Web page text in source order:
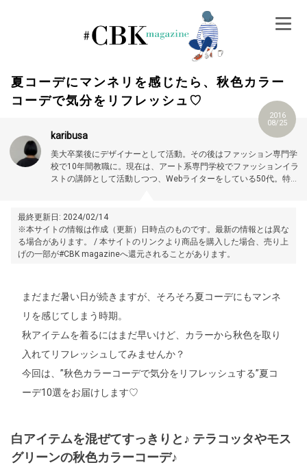
夏コーデにマンネリを感じたら、秋色カラー
コーデで気分をリフレッシュ♡
2016
08/25
karibusa
美大卒業後にデザイナーとして活動。その後はファッション専門学
校で10年間教職に。現在は、アート系専門学校でファッションイラ
ストの講師として活動しつつ、Webライターをしている50代。特に
最終更新日: 2024/02/14
※本サイトの情報は作成（更新）日時点のものです。最新の情報とは異な
る場合があります。 / 本サイトのリンクより商品を購入した場合、売り上
げの一部が#CBK magazineへ還元されることがあります。
まだまだ暑い日が続きますが、そろそろ夏コーデにもマンネ
リを感じてしまう時期。
秋アイテムを着るにはまだ早いけど、カラーから秋色を取り
入れてリフレッシュしてみませんか？
今回は、”秋色カラーコーデで気分をリフレッシュする”夏コ
ーデ10選をお届けします♡
白アイテムを混ぜてすっきりと♪ テラコッタやモス
グリーンの秋色カラーコーデ♪